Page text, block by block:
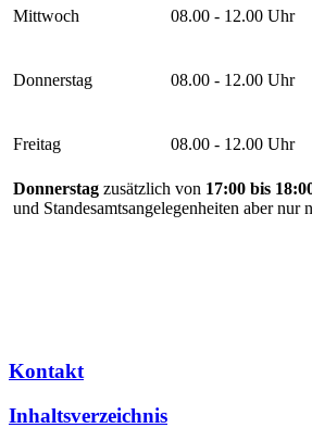
Mittwoch
08.00 - 12.00 Uhr
Donnerstag 08.00 - 12.00 Uhr
Freitag 08.00 - 12.00 Uhr
Donnerstag zusätzlich von 17:00 bis
und Standesamtsangelegenheiten aber nur
Kontakt
Inhaltsverzeichnis